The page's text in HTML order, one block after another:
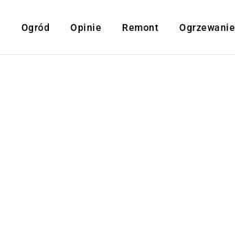
Ogród Opinie Remont Ogrzewanie